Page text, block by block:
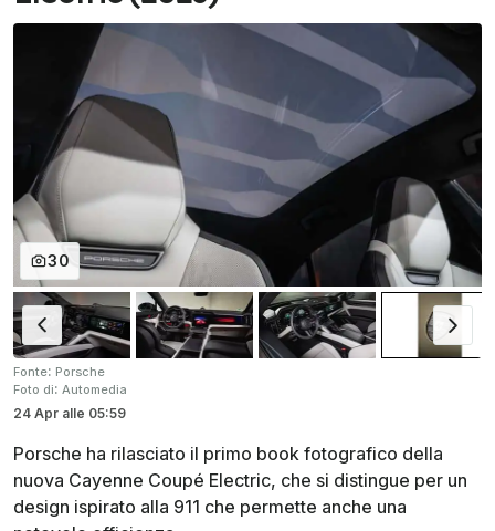
30
Fonte: Porsche
Foto di: Automedia
24 Apr alle 05:59
Porsche ha rilasciato il primo book fotografico della
nuova Cayenne Coupé Electric, che si distingue per un
design ispirato alla 911 che permette anche una